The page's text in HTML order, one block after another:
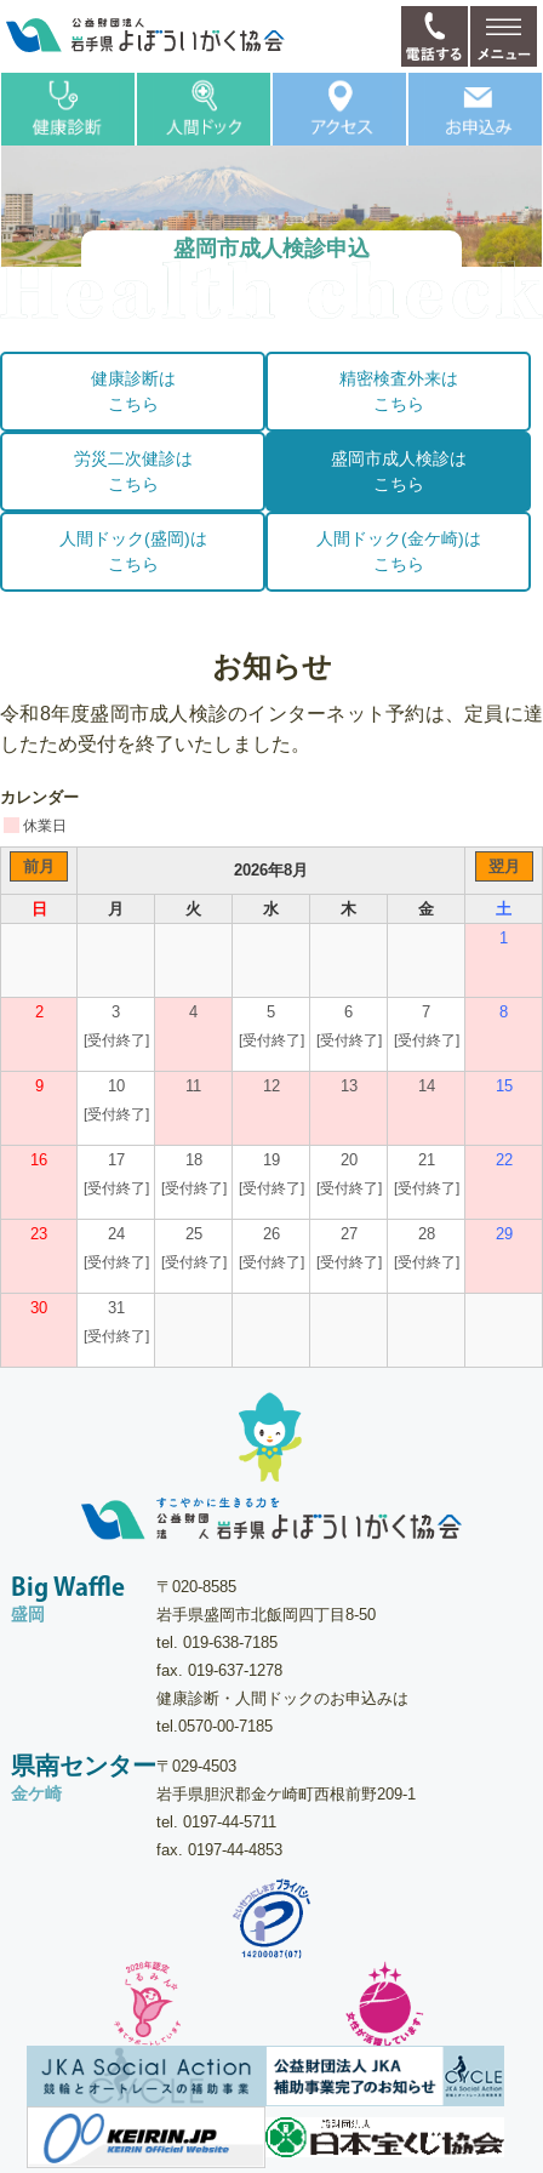
盛岡市成人検診申込
健康診断は
こちら
精密検査外来は
こちら
労災二次健診は
こちら
盛岡市成人検診は
こちら
人間ドック(盛岡)は
こちら
人間ドック(金ケ崎)は
こちら
お知らせ
令和8年度盛岡市成人検診のインターネット予約は、定員に達
したため受付を終了いたしました。
カレンダー
休業日
前月 2026年8月 翌月
日 月 火 水 木 金
土
1
2 3
[受付終了]
4 5
[受付終了]
6
[受付終了]
7
[受付終了]
8
9 10
[受付終了]
11 12 13 14 15
16 17
[受付終了]
18
[受付終了]
19
[受付終了]
20
[受付終了]
21
[受付終了]
22
23 24
[受付終了]
25
[受付終了]
26
[受付終了]
27
[受付終了]
28
[受付終了]
29
30 31
[受付終了]
Big Waffle
盛岡
〒020-8585
岩手県盛岡市北飯岡四丁目8-50
tel. 019-638-7185
fax. 019-637-1278
健康診断・人間ドックのお申込みは
tel. 0570-00-7185
県南センター
金ケ崎
〒029-4503
岩手県胆沢郡金ケ崎町西根前野209-1
tel. 0197-44-5711
fax. 0197-44-4853